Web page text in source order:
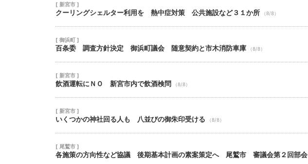
[ 新宮市 ]
クーリングシェルター利用を 熱中症対策 公共施設など３１か所 （8/8）
[ 御浜町 ]
百条委 調査方針決定 御浜町議会 随意契約と市木消防車庫 （8/8）
[ 新宮市 ]
飲酒運転にＮＯ 新宮市内で飲酒検問 （8/8）
[ 新宮市 ]
いくつかの神社回る人も 八並びの御朱印受ける （8/8）
[ 尾鷲市 ]
各施策の方向性など協議 後期基本計画の素案策定へ 尾鷲市 審議会第２回部会